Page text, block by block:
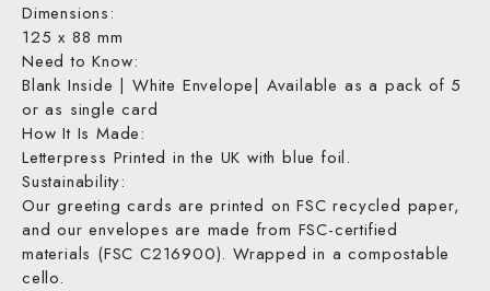
Dimensions:
125 x 88 mm
Need to Know:
Blank Inside | White Envelope| Available as a pack of 5
or as single card
How It Is Made:
Letterpress Printed in the UK with blue foil.
Sustainability:
Our greeting cards are printed on FSC recycled paper,
and our envelopes are made from FSC-certified
materials (FSC C216900). Wrapped in a compostable
cello.